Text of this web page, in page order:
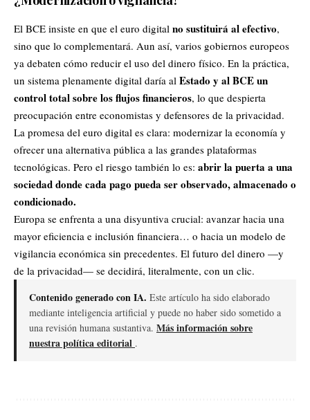
El BCE insiste en que el euro digital no sustituirá al efectivo,
sino que lo complementará. Aun así, varios gobiernos europeos
ya debaten cómo reducir el uso del dinero físico. En la práctica,
un sistema plenamente digital daría al Estado y al BCE un
control total sobre los flujos financieros, lo que despierta
preocupación entre economistas y defensores de la privacidad.
La promesa del euro digital es clara: modernizar la economía y
ofrecer una alternativa pública a las grandes plataformas
tecnológicas. Pero el riesgo también lo es: abrir la puerta a una
sociedad donde cada pago pueda ser observado, almacenado o
condicionado.
Europa se enfrenta a una disyuntiva crucial: avanzar hacia una
mayor eficiencia e inclusión financiera… o hacia un modelo de
vigilancia económica sin precedentes. El futuro del dinero —y
de la privacidad— se decidirá, literalmente, con un clic.
Contenido generado con IA. Este artículo ha sido elaborado
mediante inteligencia artificial y puede no haber sido sometido a
una revisión humana sustantiva. Más información sobre
nuestra política editorial .